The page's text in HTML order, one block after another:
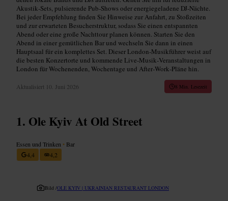
Akustik‑Sets, pulsierende Pub‑Shows oder energiegeladene DJ‑Nächte.
Bei jeder Empfehlung finden Sie Hinweise zur Anfahrt, zu Stoßzeiten
und zur erwarteten Besucherstruktur, sodass Sie einen entspannten
Abend oder eine große Nachttour planen können. Starten Sie den
Abend in einer gemütlichen Bar und wechseln Sie dann in einen
Hauptsaal für ein komplettes Set. Dieser London‑Musikführer weist auf
die besten Konzertorte und kommende Live‑Musik‑Veranstaltungen in
London für Wochenenden, Wochentage und After‑Work‑Pläne hin.
Aktualisiert 10. Juni 2026 8 Min. Lesezeit
Ole Kyiv At Old Street
Essen und Trinken • Bar
4,4
4,2
Bild /OLE KYIV | UKRAINIAN RESTAURANT LONDON